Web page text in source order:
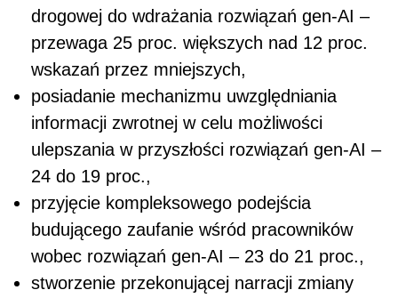
drogowej do wdrażania rozwiązań gen-AI –
przewaga 25 proc. większych nad 12 proc.
wskazań przez mniejszych,
posiadanie mechanizmu uwzględniania
informacji zwrotnej w celu możliwości
ulepszania w przyszłości rozwiązań gen-AI –
24 do 19 proc.,
przyjęcie kompleksowego podejścia
budującego zaufanie wśród pracowników
wobec rozwiązań gen-AI – 23 do 21 proc.,
stworzenie przekonującej narracji zmiany